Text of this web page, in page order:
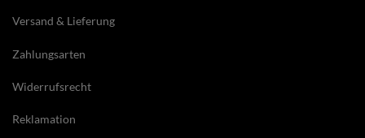
Versand & Lieferung
Zahlungsarten
Widerrufsrecht
Reklamation